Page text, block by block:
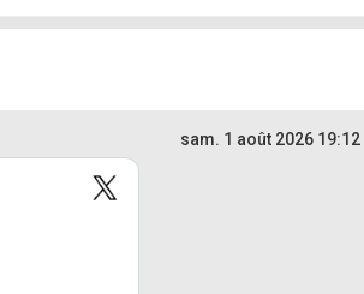
sam. 1 août 2026 19:12